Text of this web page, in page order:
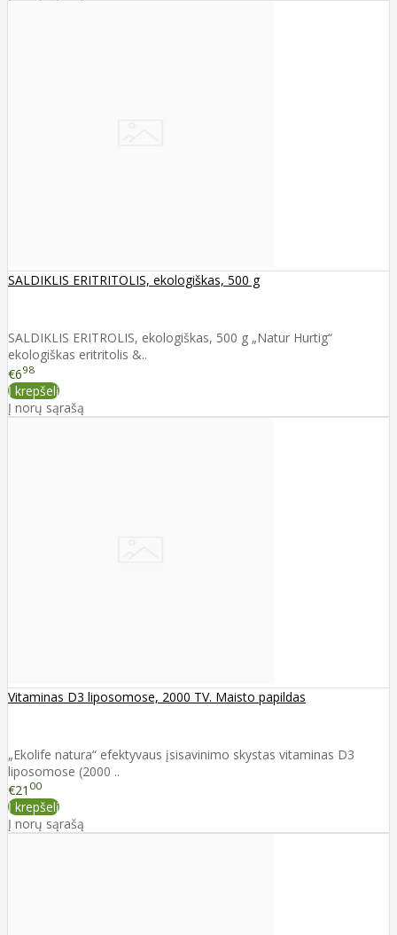
SALDIKLIS ERITRITOLIS, ekologiškas, 500 g
SALDIKLIS ERITROLIS, ekologiškas, 500 g „Natur Hurtig“
ekologiškas eritritolis &..
€698
Į krepšelį
Į norų sąrašą
Vitaminas D3 liposomose, 2000 TV. Maisto papildas
„Ekolife natura“ efektyvaus įsisavinimo skystas vitaminas D3
liposomose (2000 ..
€21 00
Į krepšelį
Į norų sąrašą